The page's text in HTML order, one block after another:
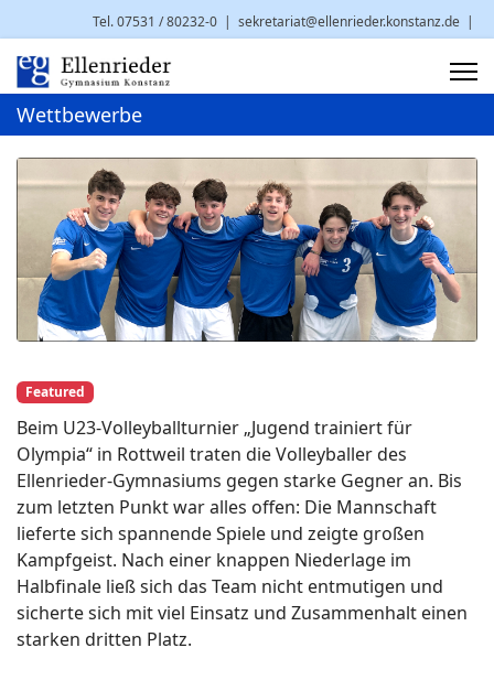
Tel. 07531 / 80232-0 | sekretariat@ellenrieder.konstanz.de |
Brauneggerstr. 29 | 78462 Konstanz
Wettbewerbe
Featured
Beim U23-Volleyballturnier „Jugend trainiert für
Olympia“ in Rottweil traten die Volleyballer des
Ellenrieder-Gymnasiums gegen starke Gegner an. Bis
zum letzten Punkt war alles offen: Die Mannschaft
lieferte sich spannende Spiele und zeigte großen
Kampfgeist. Nach einer knappen Niederlage im
Halbfinale ließ sich das Team nicht entmutigen und
sicherte sich mit viel Einsatz und Zusammenhalt einen
starken dritten Platz.